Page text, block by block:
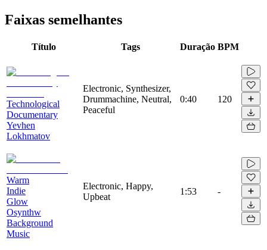
Faixas semelhantes
Título Tags Duração BPM
Technological
Documentary
Yevhen
Lokhmatov
Electronic, Synthesizer,
Drummachine, Neutral,
Peaceful
0:40 120
Warm
Indie
Glow
Osynthw
Background
Music
Electronic, Happy,
Upbeat
1:53 -